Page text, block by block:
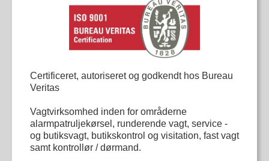
Certificeret, autoriseret og godkendt hos Bureau
Veritas
Vagtvirksomhed inden for områderne
alarmpatruljekørsel, runderende vagt, service -
og butiksvagt, butikskontrol og visitation, fast vagt
samt kontrollør / dørmand.